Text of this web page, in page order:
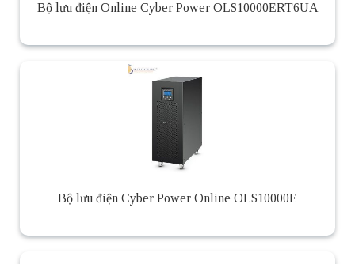
Bộ lưu điện Online Cyber Power OLS10000ERT6UA
Bộ lưu điện Cyber Power Online OLS10000E